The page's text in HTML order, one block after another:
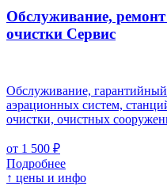
Обслуживание,
очистки Cервис
Обслуживание,
аэрационных систем,
очистки, очистных
от 1 500 ₽
Подробнее
↑ цены и инфо